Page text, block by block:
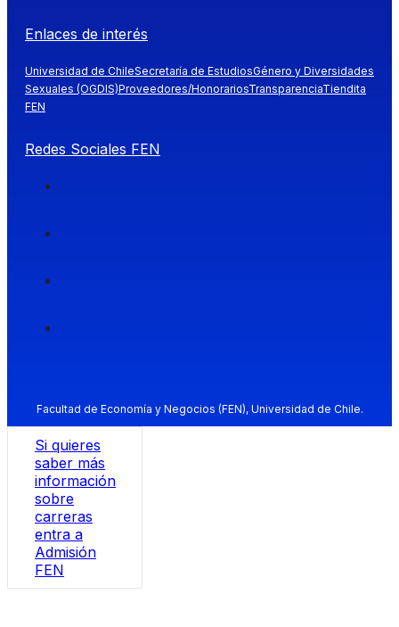
Enlaces de interés
Universidad de ChileSecretaría de EstudiosGénero y Diversidades
Sexuales (OGDIS)Proveedores/HonorariosTransparenciaTiendita
FEN
Redes Sociales FEN
Facultad de Economía y Negocios (FEN), Universidad de Chile.
Si quieres
saber más
información
sobre
carreras
entra a
Admisión
FEN